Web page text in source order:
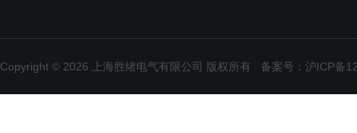
Copyright © 2026 上海胜绪电气有限公司 版权所有 备案号：沪ICP备